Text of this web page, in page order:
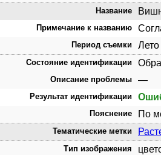
Название
Примечание к названию
Период съемки Лето
Состояние идентификации
Описание проблемы —
Результат идентификации
Пояснение По
Тематические метки
Тип изображения